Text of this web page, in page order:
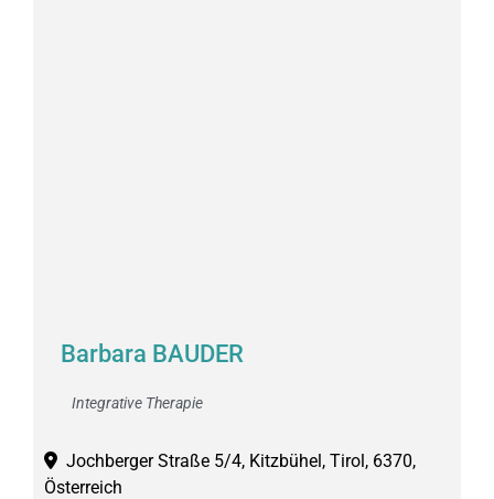
Barbara BAUDER
Integrative Therapie
Jochberger Straße 5/4, Kitzbühel, Tirol, 6370,
Österreich